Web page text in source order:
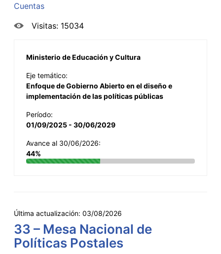
Cuentas
Visitas: 15034
Ministerio de Educación y Cultura
Eje temático:
Enfoque de Gobierno Abierto en el diseño e
implementación de las políticas públicas
Período:
01/09/2025 - 30/06/2029
Avance al 30/06/2026:
44%
Última actualización: 03/08/2026
33 – Mesa Nacional de
Políticas Postales